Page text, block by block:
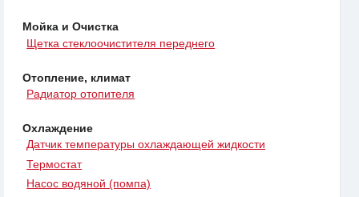
Мойка и Очистка
Щетка стеклоочистителя переднего
Отопление, климат
Радиатор отопителя
Охлаждение
Датчик температуры охлаждающей жидкости
Термостат
Насос водяной (помпа)